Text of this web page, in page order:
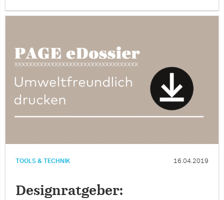
TOOLS & TECHNIK 16.04.2019
Designratgeber: